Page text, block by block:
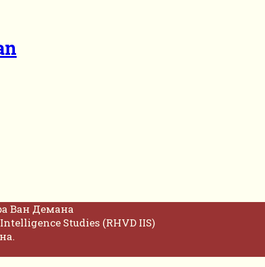
Ван Демана
Studies (RHVD IIS)